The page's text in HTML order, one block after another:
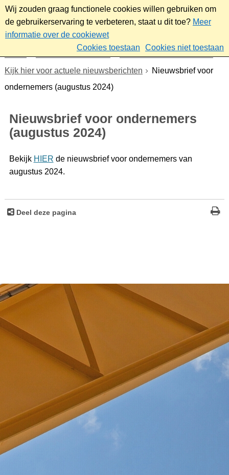
Wij zouden graag functionele cookies willen gebruiken om
de gebruikerservaring te verbeteren, staat u dit toe? Meer
informatie over de cookiewet
Cookies toestaan
Cookies niet toestaan
Werk & ondernemen
Nieuwsbrief ondernemers
Kijk hier voor actuele nieuwsberichten
Nieuwsbrief voor
ondernemers (augustus 2024)
Nieuwsbrief voor ondernemers
(augustus 2024)
Bekijk HIER de nieuwsbrief voor ondernemers van
augustus 2024.
Deel deze pagina